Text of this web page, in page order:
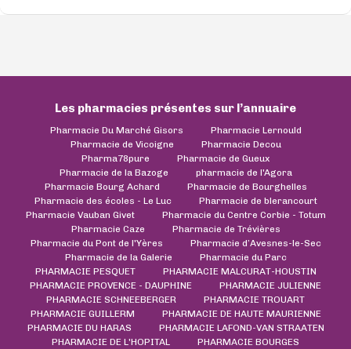
Les pharmacies présentes sur l’annuaire
Pharmacie Du Marché Gisors
Pharmacie Lernould
Pharmacie de Vicoigne
Pharmacie Decou
Pharma78pure
Pharmacie de Gueux
Pharmacie de la Bazoge
pharmacie de l'Agora
Pharmacie Bourg Achard
Pharmacie de Bourghelles
Pharmacie des écoles - Le Luc
Pharmacie de blerancourt
Pharmacie Vauban Givet
Pharmacie du Centre Corbie - Totum
Pharmacie Caze
Pharmacie de Trévières
Pharmacie du Pont de l'Yères
Pharmacie d’Avesnes-le-Sec
Pharmacie de la Galerie
Pharmacie du Parc
PHARMACIE PESQUET
PHARMACIE MALCURAT-HOUSTIN
PHARMACIE PROVENCE - DAUPHINE
PHARMACIE JULIENNE
PHARMACIE SCHNEEBERGER
PHARMACIE TROUART
PHARMACIE GUILLERM
PHARMACIE DE HAUTE MAURIENNE
PHARMACIE DU HARAS
PHARMACIE LAFOND-VAN STRAATEN
PHARMACIE DE L'HOPITAL
PHARMACIE BOURGES